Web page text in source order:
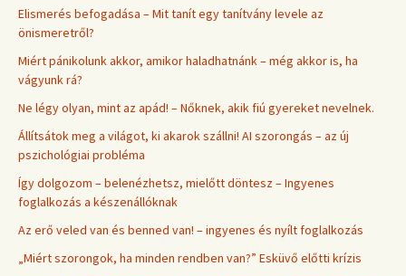
Elismerés befogadása – Mit tanít egy tanítvány levele az
önismeretről?
Miért pánikolunk akkor, amikor haladhatnánk – még akkor is, ha
vágyunk rá?
Ne légy olyan, mint az apád! – Nőknek, akik fiú gyereket nevelnek.
Állítsátok meg a világot, ki akarok szállni! AI szorongás – az új
pszichológiai probléma
Így dolgozom – belenézhetsz, mielőtt döntesz – Ingyenes
foglalkozás a készenállóknak
Az erő veled van és benned van! – ingyenes és nyílt foglalkozás
„Miért szorongok, ha minden rendben van?” Esküvő előtti krízis